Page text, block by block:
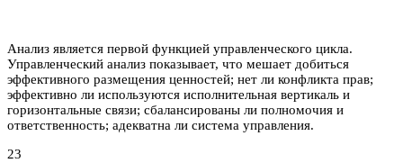
Анализ является первой функцией управленческого цикла.
Управленческий анализ показывает, что мешает добиться
эффективного размещения ценностей; нет ли конфликта прав;
эффективно ли используются исполнительная вертикаль и
горизонтальные связи; сбалансированы ли полномочия и
ответственность; адекватна ли система управления.
23